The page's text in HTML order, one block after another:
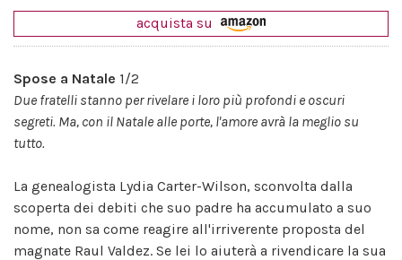
acquista su
Spose a Natale 1/2
Due fratelli stanno per rivelare i loro più profondi e oscuri
segreti. Ma, con il Natale alle porte, l'amore avrà la meglio su
tutto.
La genealogista Lydia Carter-Wilson, sconvolta dalla
scoperta dei debiti che suo padre ha accumulato a suo
nome, non sa come reagire all'irriverente proposta del
magnate Raul Valdez. Se lei lo aiuterà a rivendicare la sua